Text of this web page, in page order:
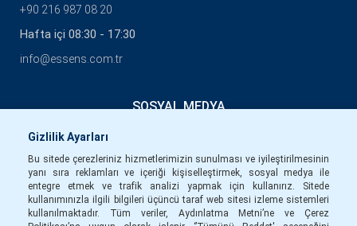
Gizlilik Ayarları
Bu sitede çerezleriniz hizmetlerimizin sunulması ve iyileştirilmesinin
yanı sıra reklamları ve içeriği kişiselleştirmek, sosyal medya ile
entegre etmek ve trafik analizi yapmak için kullanırız. Sitede
kullanımınızla ilgili bilgileri üçüncü taraf web sitesi izleme sistemleri
kullanılmaktadır. Tüm veriler, Aydınlatma Metni’ne ve Çerez
+90 216 987 08 20
Hafta içi 08:30 - 17:30
info@essens.com.tr
SOSYAL MEDYA